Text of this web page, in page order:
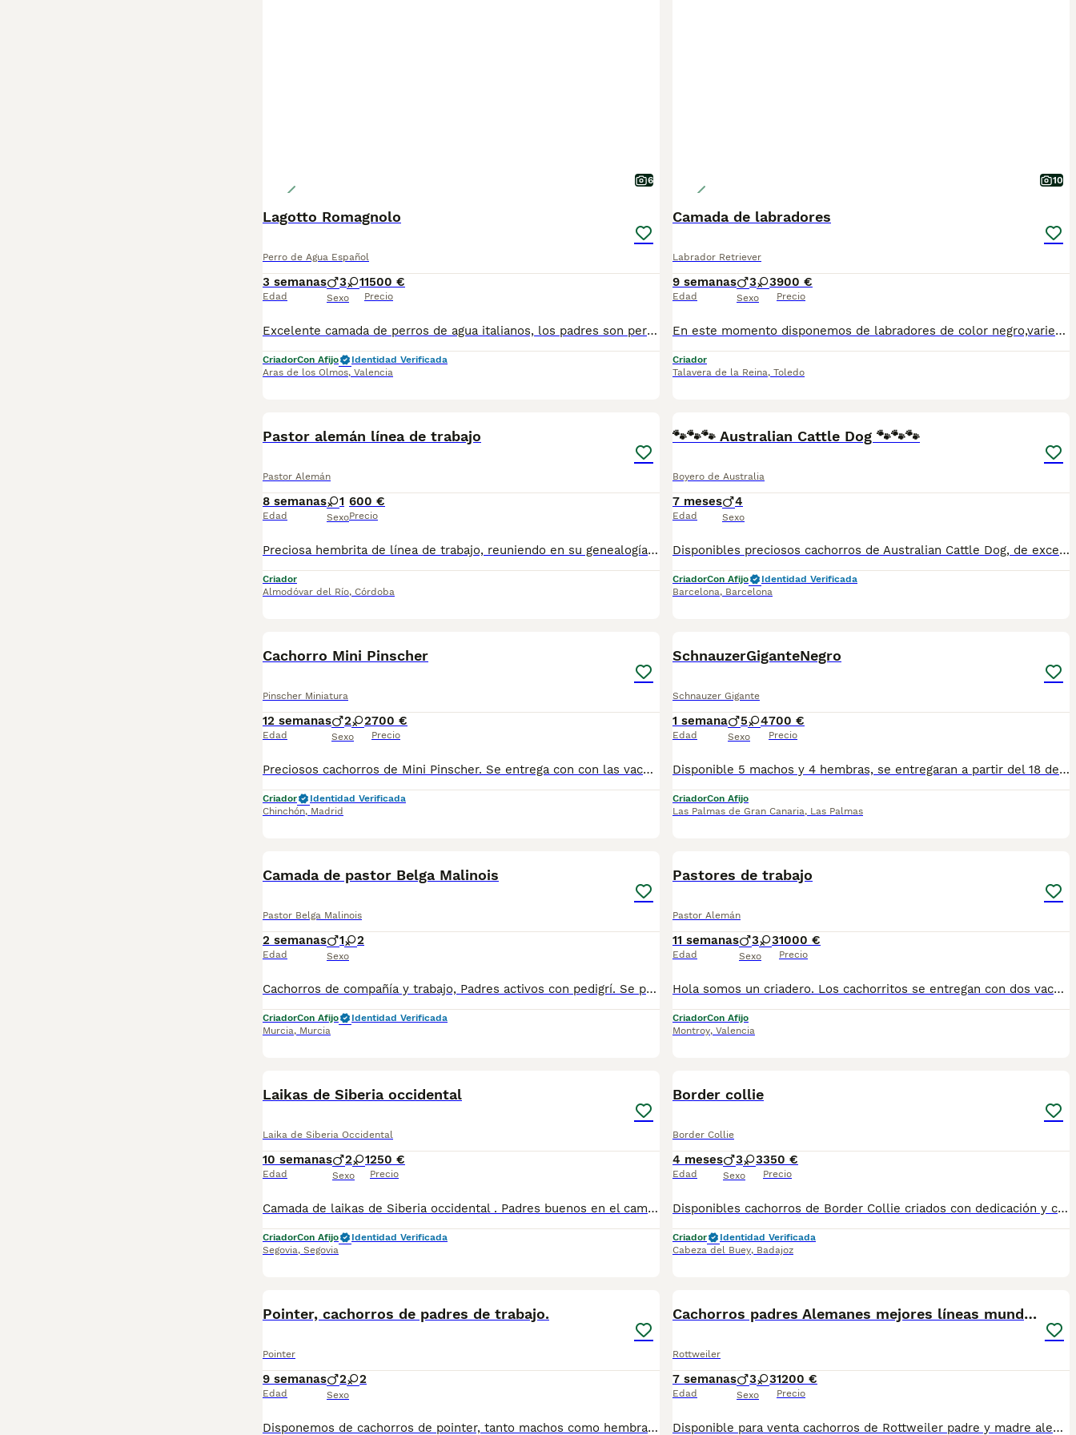
6
Lagotto Romagnolo
Perro de Agua Español
3 semanas
Edad
3 1
Sexo
1500 €
Precio
Excelente camada de perros de agua italianos, los padres son perros recolectores de trufa de primer nivel. Tienen pedigree de pura raza. Venta directa por el criador, N zoológico V-330 Son perros de trabajo con muy buen carácter, los padres viven en la vivienda familiar. Se entregan desparasitados, y vacunados según edad, cartilla veterinaria. Somos criadores serios, se pueden entregar iniciados en la recolección de trufas. Chip: 941010001541949
CriadorCon Afijo
Identidad Verificada
Aras de los Olmos, Valencia
10
Camada de labradores
Labrador Retriever
9 semanas
Edad
3 3
Sexo
900 €
Precio
En este momento disponemos de labradores de color negro,variedad trabajo, afijos registrado en Europa " Labradores de Dehesa Rodeo". Origen del pedigrí disponible para información personalmente al interesado siendo inmejorable su genética. Se entregan a partir de los dos meses vacunados con cartilla y pasaporte. Facilitamos el transporte a cualquier punto de España
Criador
Talavera de la Reina, Toledo
Pastor alemán línea de trabajo
Pastor Alemán
8 semanas
Edad
1
Sexo
600 €
Precio
Preciosa hembrita de línea de trabajo, reuniendo en su genealogía los mejores perros de ring francés, knpv y igp Se entregan vacunados, chipados e inscritos en la Real sociedad canina de España Contacto por WhatsApp al 664 08 02 19
Criador
Almodóvar del Río, Córdoba
🐾🐾🐾 Australian Cattle Dog 🐾🐾🐾
Boyero de Australia
7 meses
Edad
4
Sexo
Disponibles preciosos cachorros de Australian Cattle Dog, de excelente morfología, carácter equilibrado y gran capacidad de trabajo, criados de forma responsable, ética y profesional. Nuestros cachorros crecen en entorno natural, con socialización temprana y estimulación adecuada desde los primeros días, lo que da como resultado perros seguros, estables, inteligentes y muy versátiles. Ideales para familias activas, deporte canino, trabajo, obediencia o actividades al aire libre. 🔹 Padres cuidadosamente seleccionados, libres de enfermedades genéticas y congénitas 🔹 Criador profesional desde 1998, referente y líder en la raza 🔹 Pocas camadas al año, máxima dedicación y exclusividad 📄 Se entregan a partir de los 60 días, con: • Cartilla sanitaria oficial • Vacunas y desparasitaciones al día • Microchip • Pedigree LOE • Contrato de venta • Garantía escrita conforme a la ley • Revisión veterinaria completa por escrito Buscamos familias responsables y comprometidas, conscientes de las necesidades físicas y mentales del Australian Cattle Dog. No realizamos envíos; entrega personalizada y asesoramiento continuo antes y después. 📍 La Granja de Flix (Tarragona) 📅 Visitas solo con cita previa 👉 Si buscas un Australian Cattle Dog de calidad, criado con seriedad y garantías reales, contáctanos para más información y reservas.
CriadorCon Afijo
Identidad Verificada
Barcelona, Barcelona
Cachorro Mini Pinscher
Pinscher Miniatura
12 semanas
Edad
2 2
Sexo
700 €
Precio
Preciosos cachorros de Mini Pinscher. Se entrega con con las vacunas correcpondientes a su edad. Los padres han sido seleccionados por su belleza y carácter para asegurar así unos cachorros extraordinarios. Somos centro canino con más de 25 años de experiencia en educación y cría. Nuestros perros participan por su equilibrio y adiestramiento en gran variedad de trabajos audiovisuales como spot, series y películas. Si quieres elegir con garantía total a tu compañero, contacta con nosotros. Los entregamos vacunados y desparasitados interna y externamente y con revisión veterinaria. Solo atendemos por teléfono, llámanos y te daremos la información que necesites 676 572 107, también fotos y videos.
Criador
Identidad Verificada
Chinchón, Madrid
SchnauzerGiganteNegro
Schnauzer Gigante
1 semana
Edad
5 4
Sexo
700 €
Precio
Disponible 5 machos y 4 hembras, se entregaran a partir del 18 de septiembre con sus vacunas correspondientes, desparasitados , pasaporte veterinario, línea de trabajo y belleza, se pueden ver junto a sus padres sin compromiso
CriadorCon Afijo
Las Palmas de Gran Canaria, Las Palmas
Camada de pastor Belga Malinois
Pastor Belga Malinois
2 semanas
Edad
1 2
Sexo
Cachorros de compañía y trabajo, Padres activos con pedigrí. Se puede visitar sin compromiso, con previa cita
CriadorCon Afijo
Identidad Verificada
Murcia, Murcia
Pastores de trabajo
Pastor Alemán
11 semanas
Edad
3 3
Sexo
1000 €
Precio
Hola somos un criadero. Los cachorritos se entregan con dos vacunas, desparasitados, cartilla veterinaria acompañada con un informe donde consta la salud del cachorro, pedigree,chip,pasaporte y cartilla de cachorro y afijo de criador . 1 meses de garantías de víricas y 6 meses de hereditarias por escrito y un kit de cachorro de royal canin el que contiene 1 kg de el pienso específico de la raza . Somos un criadero .muchas gracias por su interés,el precio es de entre 900 a 1200 euros dependiendo de la camada , Para más información llámame al tlf 620771178 pregunta por Ferchu o Miguel desde ya muchas gracias.
CriadorCon Afijo
Montroy, Valencia
Laikas de Siberia occidental
Laika de Siberia Occidental
10 semanas
Edad
2 1
Sexo
250 €
Precio
Camada de laikas de Siberia occidental . Padres buenos en el campo y trabajo . Si necesitas más información 677031944 .
CriadorCon Afijo
Identidad Verificada
Segovia, Segovia
Border collie
Border Collie
4 meses
Edad
3 3
Sexo
350 €
Precio
Disponibles cachorros de Border Collie criados con dedicación y cuidados desde el nacimiento. Muy bien socializados, acostumbrados al trato diario y con carácter equilibrado, activo y muy inteligente. Padres con buena morfología y temperamento estable, propios de la raza, destacando por su capacidad de aprendizaje y gran vínculo con su familia. Se entregan: * Desparasitados interna y externamente * Con mínimo dos vacunas * Pasaporte veterinario * Microchip * Contrato de venta y asesoramiento Raza ideal para personas activas, deporte, trabajo o compañía. Muy obedientes, atentos y fáciles de educar. Enviamos a toda España y gestionamos toda la documentación necesaria para Baleares y Canarias. Para más información, fotos o reservas, contactar por teléfono o mensaje. Solo personas responsables.
Criador
Identidad Verificada
Cabeza del Buey, Badajoz
Pointer, cachorros de padres de trabajo.
Pointer
9 semanas
Edad
2 2
Sexo
Disponemos de cachorros de pointer, tanto machos como hembras. Madre negra y padre blanco y negro. Son de líneas italianas (Línea Italiana (Continental / Europea): Desarrollados para la caza práctica, tienen un ritmo más metódico y ordenado. Su galope es más corto, rítmico y circular. Tienden a cazar más en contacto con el guía, adaptándose a terrenos más cerrados o de monte espeso.) Excelente nariz, parada, patroneo y cobro. Son cachorros nacionales, criados por nosotros, se entregan con una garantía sanitaria escrita y contrato de compraventa, desparasitados y vacunados (con su cartilla sanitaria), microchip y pasaporte, pedigrí opcional (inscritos en la Federación Cinológica Española con reconocimiento de raza) 100€. Precio 500€ machos y 600€ hembras. Padres a la vista con excelente carácter. PIDA CITA Y AMPLIE INFORMACION POR TELEFONO o WHATSAPP EN EL 645834830, no respondemos emails. Estamos en Sonseca. Toledo, se puede recoger aquí o podemos enviar a domicilio. Núcleo Zoológico: ES451630000176
Cachorros padres Alemanes mejores líneas mundiales
Rottweiler
7 semanas
Edad
3 3
Sexo
1200 €
Precio
Disponible para venta cachorros de Rottweiler padre y madre alemanes ADRK de las mejores líneas mundiales de belleza y trabajo. Más de 30 años criando exclusivamente Rottweiler TOP. Se entregan con cartilla veterinaria, microchip, vacunados y desparasitados y con inscripción al libro de origenes (pedigree). Mas información por telf y WhatsApp 659 398 398.